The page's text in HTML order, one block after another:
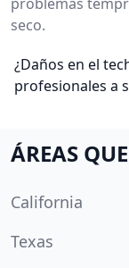
seco.
¿Daños en el
profesionales a
ÁREAS
California
Texas